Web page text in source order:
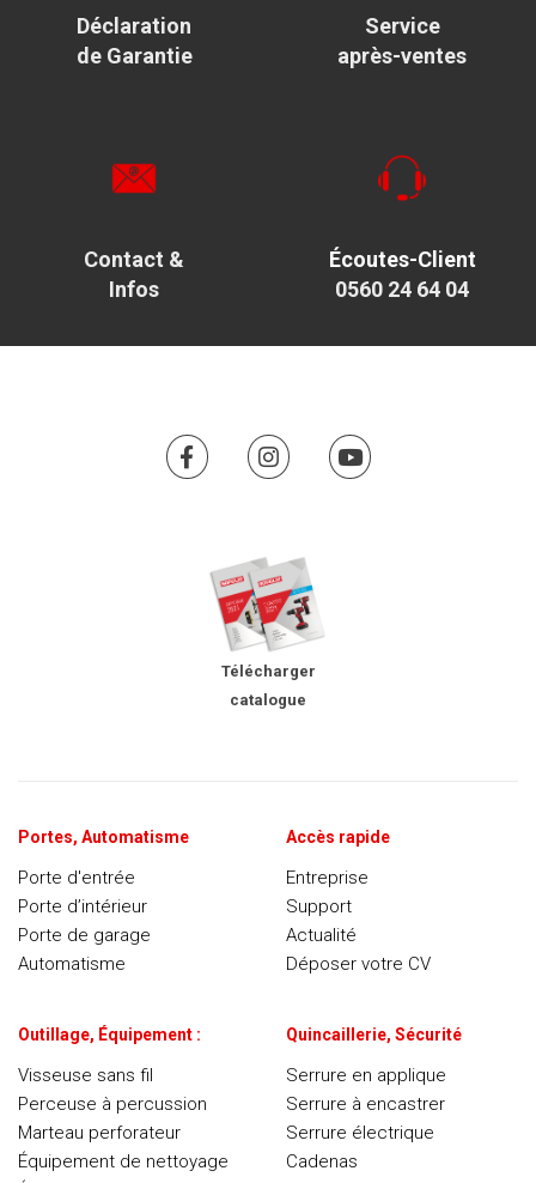
Déclaration
de Garantie
Service
après-ventes
Contact &
Infos
Écoutes-Client
0560 24 64 04
Télécharger
catalogue
Portes, Automatisme
Porte d'entrée
Porte d’intérieur
Porte de garage
Automatisme
Accès rapide
Entreprise
Support
Actualité
Déposer votre CV
Outillage, Équipement :
Visseuse sans fil
Perceuse à percussion
Marteau perforateur
Équipement de nettoyage
Quincaillerie, Sécurité
Serrure en applique
Serrure à encastrer
Serrure électrique
Cadenas